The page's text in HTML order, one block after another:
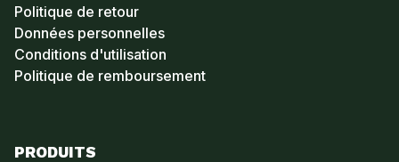
Politique de retour
Données personnelles
Conditions d'utilisation
Politique de remboursement
PRODUITS